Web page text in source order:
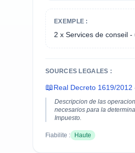
EXEMPLE :
2 x Services de conseil
SOURCES LEGALES :
📖Real Decreto 1619/2012
Descripcion de las
necesarios para la
Impuesto.
Fiabilite : Haute